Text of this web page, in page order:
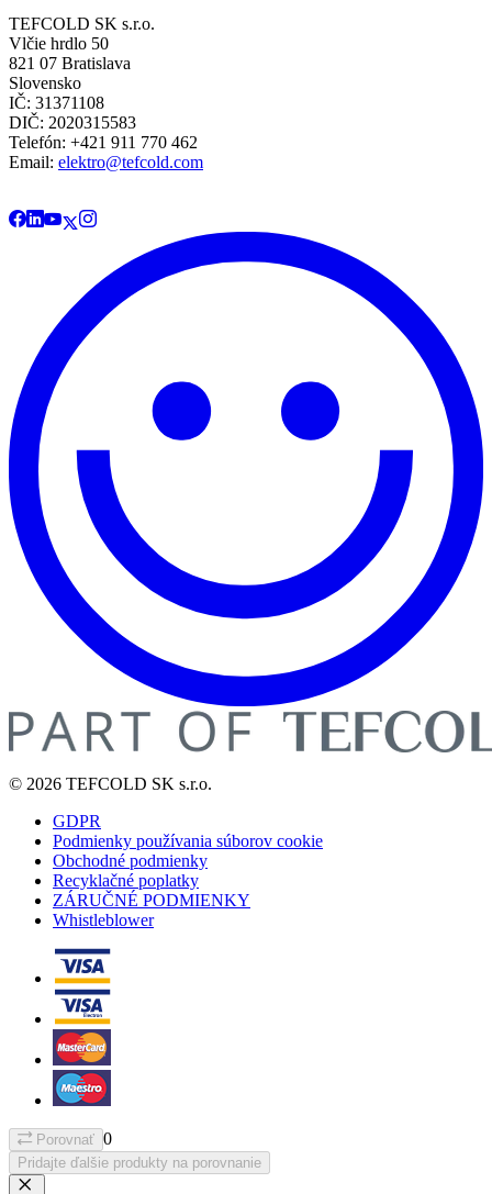
TEFCOLD SK s.r.o.
Vlčie hrdlo 50
821 07 Bratislava
Slovensko
IČ: 31371108
DIČ: 2020315583
Telefón: +421 911 770 462
Email: elektro@tefcold.com
© 2026 TEFCOLD SK s.r.o.
GDPR
Podmienky používania súborov cookie
Obchodné podmienky
Recyklačné poplatky
ZÁRUČNÉ PODMIENKY
Whistleblower
Porovnať 0
Pridajte ďalšie produkty na porovnanie